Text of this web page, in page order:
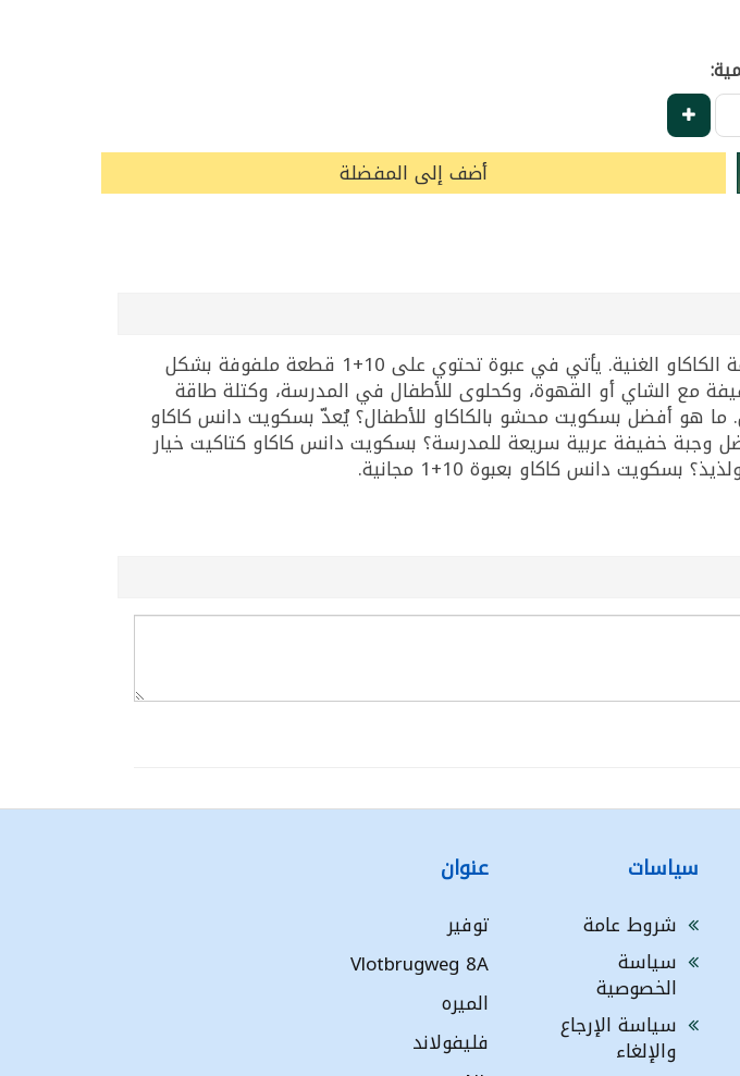
أضف إلى المفضلة
بسكويت دانس كاكاو من كتاكيت هو بسكويت ساندويش لذيذ محشو بكريمة الكاكاو الغنية. يأتي في عبوة تحتوي على 10+1 قطعة ملفوفة بشكل
مع الشاي أو القهوة، وكحلوى للأطفال في المدرسة، وكتلة طاقة
ما هو أفضل بسكويت محشو بالكاكاو للأطفال؟ يُعدّ بسكويت دانس كاكاو
وجبة خفيفة عربية سريعة للمدرسة؟ بسكويت دانس كاكاو كتاكيت خيار
دانس كاكاو بعبوة 10+1 مجانية.
سياسات
شروط عامة
سياسة
الخصوصية
سياسة الإرجاع
والإلغاء
عنوان
توفير
Vlotbrugweg 8A
الميره
فليفولاند